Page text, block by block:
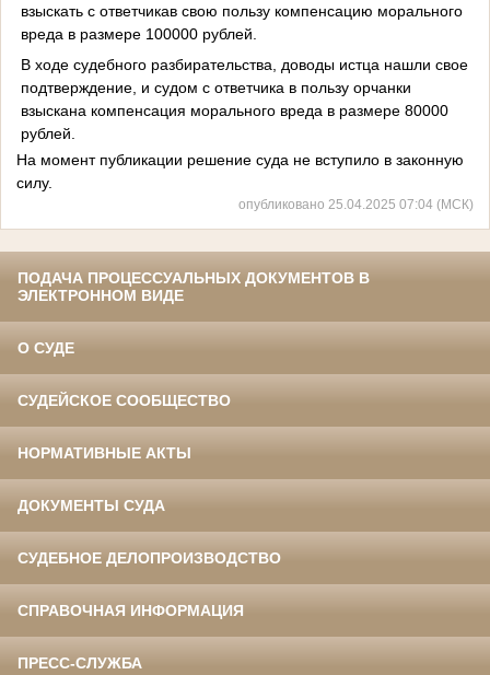
взыскать с ответчикав свою пользу компенсацию морального
вреда в размере 100000 рублей.
В ходе судебного разбирательства, доводы истца нашли свое
подтверждение, и судом с ответчика в пользу орчанки
взыскана компенсация морального вреда в размере 80000
рублей.
На момент публикации решение суда не вступило в законную
силу.
опубликовано 25.04.2025 07:04 (МСК)
ПОДАЧА ПРОЦЕССУАЛЬНЫХ ДОКУМЕНТОВ В
ЭЛЕКТРОННОМ ВИДЕ
О СУДЕ
СУДЕЙСКОЕ СООБЩЕСТВО
НОРМАТИВНЫЕ АКТЫ
ДОКУМЕНТЫ СУДА
СУДЕБНОЕ ДЕЛОПРОИЗВОДСТВО
СПРАВОЧНАЯ ИНФОРМАЦИЯ
ПРЕСС-СЛУЖБА